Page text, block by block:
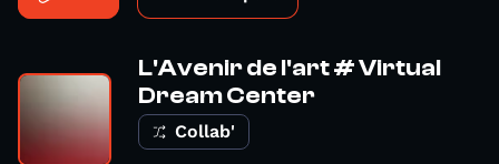
L'Avenir de l'art # Virtual
Dream Center
Collab'